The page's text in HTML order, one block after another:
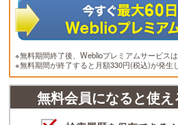
※無料期間終了後、Weblioプレミアムサービス
※無料期間が終了すると月額330円(税込)が発生し
無料会員になると使え